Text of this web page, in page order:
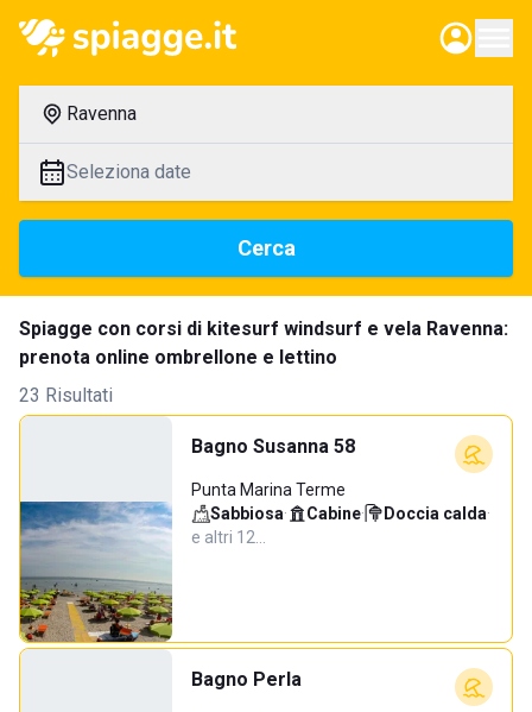
Ravenna
Seleziona date
Cerca
Spiagge con corsi di kitesurf windsurf e vela Ravenna:
prenota online ombrellone e lettino
23 Risultati
Bagno Susanna 58
Punta Marina Terme
Sabbiosa· Cabine· Doccia calda·
e altri 12…
Bagno Perla